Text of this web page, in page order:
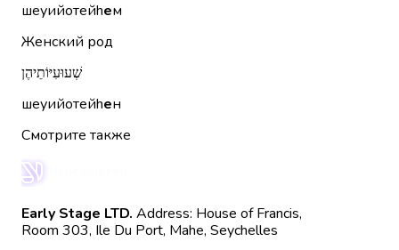
шеуийотейhем
Женский род
שְׁעוּעִיּוֹתֵיהֶן
шеуийотейhен
Смотрите также
Early Stage LTD. Address: House of Francis,
Room 303, Ile Du Port, Mahe, Seychelles